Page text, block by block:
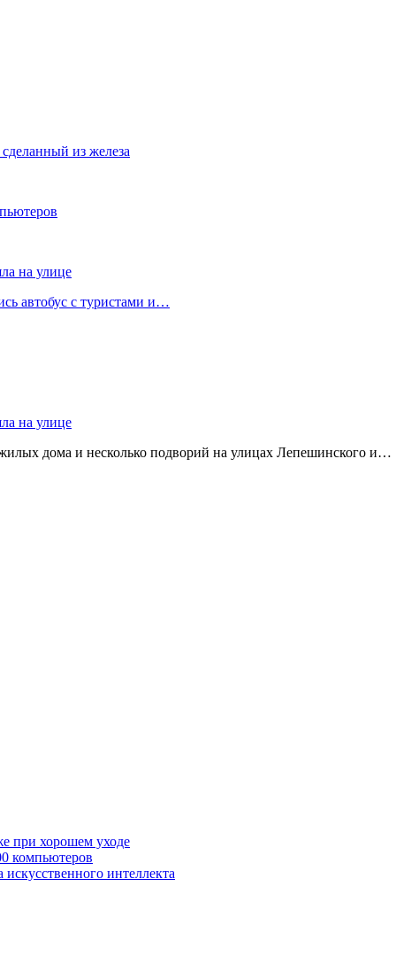
из железа
на улице
автобус с туристами и…
на улице
дома и несколько подворий на улицах Лепешинского и…
при хорошем уходе
компьютеров
интеллекта